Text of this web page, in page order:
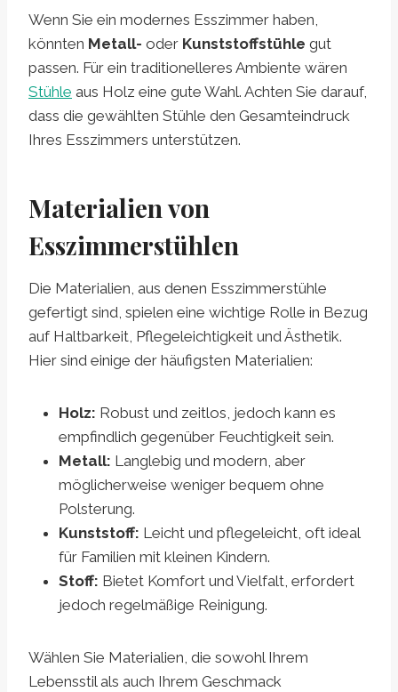
Wenn Sie ein modernes Esszimmer haben,
könnten Metall- oder Kunststoffstühle gut
passen. Für ein traditionelleres Ambiente wären
Stühle aus Holz eine gute Wahl. Achten Sie darauf,
dass die gewählten Stühle den Gesamteindruck
Ihres Esszimmers unterstützen.
Materialien von
Esszimmerstühlen
Die Materialien, aus denen Esszimmerstühle
gefertigt sind, spielen eine wichtige Rolle in Bezug
auf Haltbarkeit, Pflegeleichtigkeit und Ästhetik.
Hier sind einige der häufigsten Materialien:
Holz: Robust und zeitlos, jedoch kann es
empfindlich gegenüber Feuchtigkeit sein.
Metall: Langlebig und modern, aber
möglicherweise weniger bequem ohne
Polsterung.
Kunststoff: Leicht und pflegeleicht, oft ideal
für Familien mit kleinen Kindern.
Stoff: Bietet Komfort und Vielfalt, erfordert
jedoch regelmäßige Reinigung.
Wählen Sie Materialien, die sowohl Ihrem
Lebensstil als auch Ihrem Geschmack